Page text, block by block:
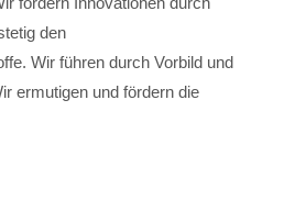
den
Wir führen durch Vorbild und
ermutigen und fördern die